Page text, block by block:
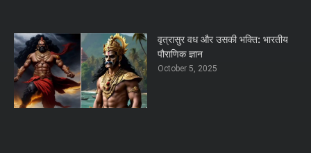
वृत्रासुर वध और उसकी भक्ति: भारतीय
पौराणिक ज्ञान
October 5, 2025